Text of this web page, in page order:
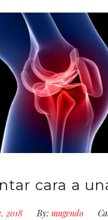
cara a
2018 By: mugendo